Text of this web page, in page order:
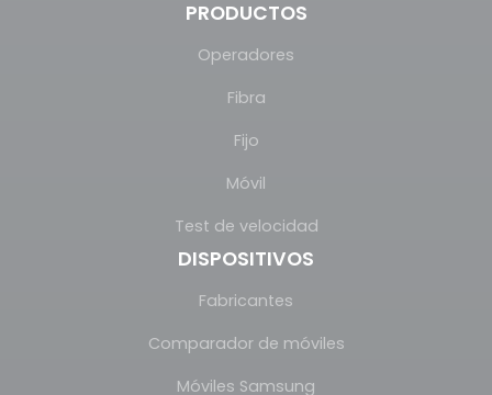
PRODUCTOS
Operadores
Fibra
Fijo
Móvil
Test de velocidad
DISPOSITIVOS
Fabricantes
Comparador de móviles
Móviles Samsung